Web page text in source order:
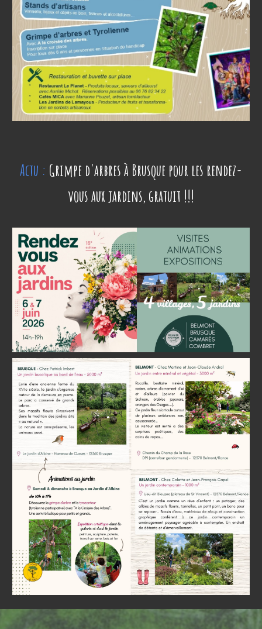
Actu : Grimpe d'arbres à Brusque pour les rendez-
vous aux jardins, gratuit !!!